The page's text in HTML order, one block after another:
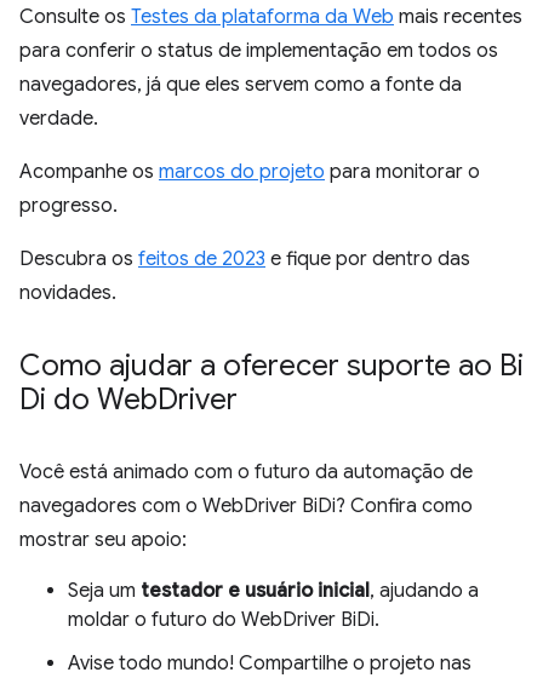
Consulte os Testes da plataforma da Web mais recentes
para conferir o status de implementação em todos os
navegadores, já que eles servem como a fonte da
verdade.
Acompanhe os marcos do projeto para monitorar o
progresso.
Descubra os feitos de 2023 e fique por dentro das
novidades.
Como ajudar a oferecer suporte ao Bi
Di do WebDriver
Você está animado com o futuro da automação de
navegadores com o WebDriver BiDi? Confira como
mostrar seu apoio:
Seja um testador e usuário inicial, ajudando a
moldar o futuro do WebDriver BiDi.
Avise todo mundo! Compartilhe o projeto nas